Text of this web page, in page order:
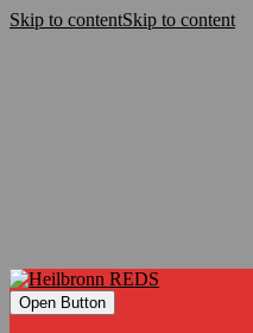
Skip to contentSkip to content
Open Button